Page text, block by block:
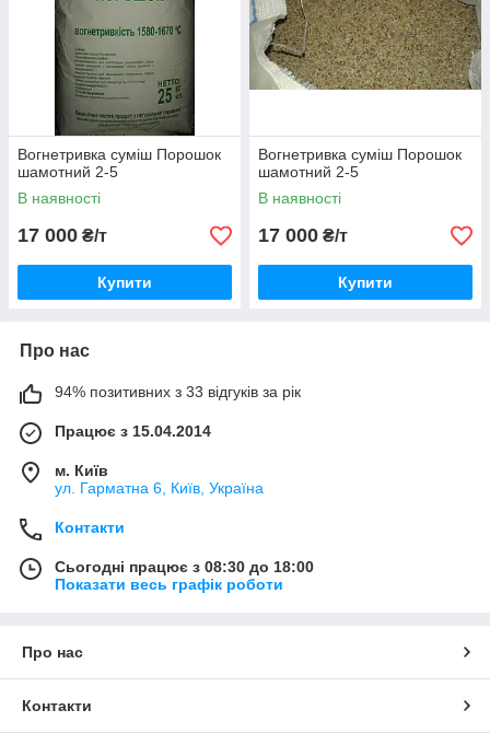
Вогнетривка суміш Порошок
шамотний 2-5
В наявності
17 000 ₴/т
Купити
Вогнетривка суміш Порошок
шамотний 2-5
В наявності
17 000 ₴/т
Купити
Про нас
94% позитивних з 33 відгуків за рік
Працює з 15.04.2014
м. Київ
ул. Гарматна 6, Київ, Україна
Контакти
Сьогодні працює з 08:30 до 18:00
Показати весь графік роботи
Про нас
Контакти